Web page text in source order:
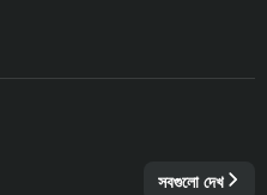
সবগুলো দেখ